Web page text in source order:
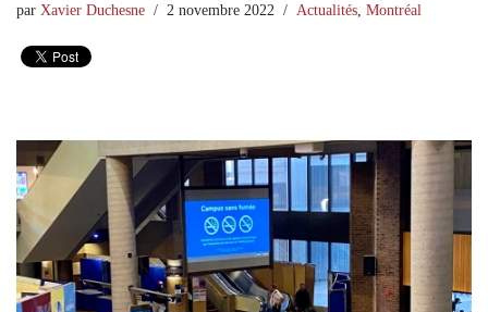
par Xavier Duchesne 2 novembre 2022 Actualités Montréal